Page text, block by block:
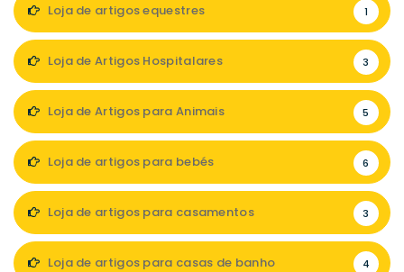
Loja de artigos equestres 1
Loja de Artigos Hospitalares 3
Loja de Artigos para Animais 5
Loja de artigos para bebés 6
Loja de artigos para casamentos 3
Loja de artigos para casas de banho 4